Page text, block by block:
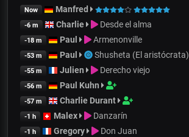
Now Manfred
-6 m Charlie Desde el alma
-18 m Paul Armenonville
-53 m Paul Shusheta (El aristócrata)
-55 m Julien Derecho viejo
-56 m Paul Kuhn
-57 m Charlie Durant
-1 h Malex Danzarín
-1 h Gregory Don Juan